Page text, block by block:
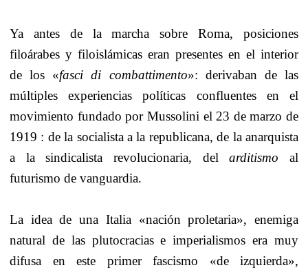
Ya antes de la marcha sobre Roma, posiciones
filoárabes y filoislámicas eran presentes en el interior
de los «fasci di combattimento»: derivaban de las
múltiples experiencias políticas confluentes en el
movimiento fundado por Mussolini el 23 de marzo de
1919 : de la socialista a la republicana, de la anarquista
a la sindicalista revolucionaria, delarditismo al
futurismo de vanguardia.
La idea de una Italia «nación proletaria», enemiga
natural de las plutocracias e imperialismos era muy
difusa en este primer fascismo «de izquierda»,